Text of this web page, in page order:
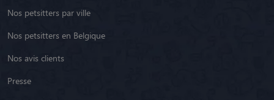
Nos petsitters par ville
Nos petsitters en Belgique
Nos avis clients
Presse